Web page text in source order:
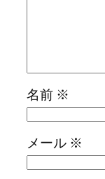
名前 ※
メール ※